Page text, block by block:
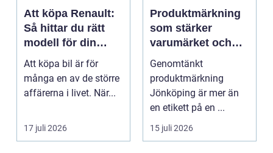
Att köpa Renault:
Så hittar du rätt
modell för din
vardag
Att köpa bil är för
många en av de större
affärerna i livet. När...
17 juli 2026
Produktmärkning
som stärker
varumärket och
förenklar vardagen
Genomtänkt
produktmärkning
Jönköping är mer än
en etikett på en ...
15 juli 2026